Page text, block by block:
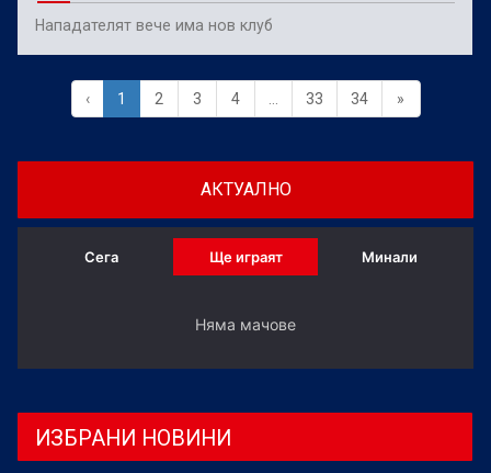
Нападателят вече има нов клуб
‹ 1 2 3 4 33 34 »
АКТУАЛНО
Сега Ще играят Минали
Няма мачове
ИЗБРАНИ НОВИНИ